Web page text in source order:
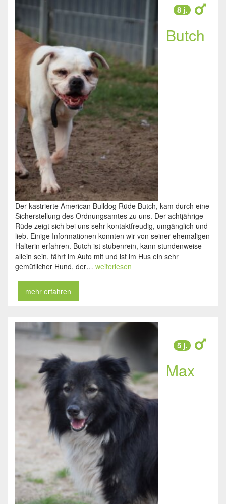
8 j.
Butch
Der kastrierte American Bulldog Rüde Butch, kam durch eine
Sicherstellung des Ordnungsamtes zu uns. Der achtjährige
Rüde zeigt sich bei uns sehr kontaktfreudig, umgänglich und
lieb. Einige Informationen konnten wir von seiner ehemaligen
Halterin erfahren. Butch ist stubenrein, kann stundenweise
allein sein, fährt im Auto mit und ist im Hus ein sehr
gemütlicher Hund, der… weiterlesen
mehr erfahren
5 j.
Max